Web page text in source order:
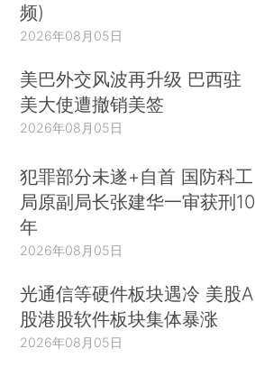
频)
2026年08月05日
美巴外交风波再升级 巴西驻
美大使遭撤销美签
2026年08月05日
犯罪部分未遂+自首 国防科工
局原副局长张建华一审获刑10
年
2026年08月05日
光通信等硬件板块遇冷 美股A
股港股软件板块集体暴涨
2026年08月05日